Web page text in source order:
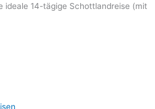
ideale 14-tägige Schottlandreise (mit